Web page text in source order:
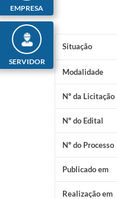
EMPRESA
SERVIDOR
Situação
Modalidade
Nº da Licitação
Nº do Edital
Nº do Processo
Publicado em
Realização em